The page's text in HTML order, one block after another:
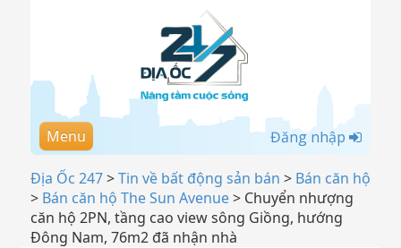
Menu Đăng nhập
Địa Ốc 247>Tin về bất động sản bán > Bán căn hộ
> Bán căn hộ The Sun Avenue> Chuyển nhượng
căn hộ 2PN, tầng cao view sông Giồng, hướng
Đông Nam, 76m2 đã nhận nhà